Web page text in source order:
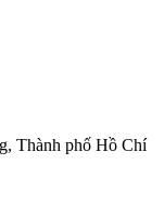
Thành phố Hồ Chí